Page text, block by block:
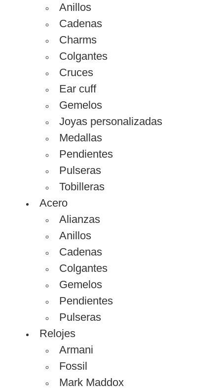
Anillos
Cadenas
Charms
Colgantes
Cruces
Ear cuff
Gemelos
Joyas personalizadas
Medallas
Pendientes
Pulseras
Tobilleras
Acero
Alianzas
Anillos
Cadenas
Colgantes
Gemelos
Pendientes
Pulseras
Relojes
Armani
Fossil
Mark Maddox